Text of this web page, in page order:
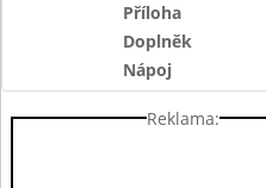
Příloha
Doplněk
Nápoj
Reklama: